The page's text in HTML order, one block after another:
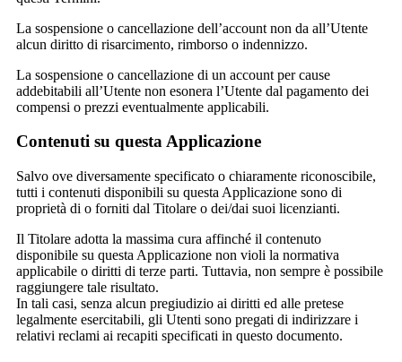
La sospensione o cancellazione dell’account non da all’Utente
alcun diritto di risarcimento, rimborso o indennizzo.
La sospensione o cancellazione di un account per cause
addebitabili all’Utente non esonera l’Utente dal pagamento dei
compensi o prezzi eventualmente applicabili.
Contenuti su questa Applicazione
Salvo ove diversamente specificato o chiaramente riconoscibile,
tutti i contenuti disponibili su questa Applicazione sono di
proprietà di o forniti dal Titolare o dei/dai suoi licenzianti.
Il Titolare adotta la massima cura affinché il contenuto
disponibile su questa Applicazione non violi la normativa
applicabile o diritti di terze parti. Tuttavia, non sempre è possibile
raggiungere tale risultato.
In tali casi, senza alcun pregiudizio ai diritti ed alle pretese
legalmente esercitabili, gli Utenti sono pregati di indirizzare i
relativi reclami ai recapiti specificati in questo documento.